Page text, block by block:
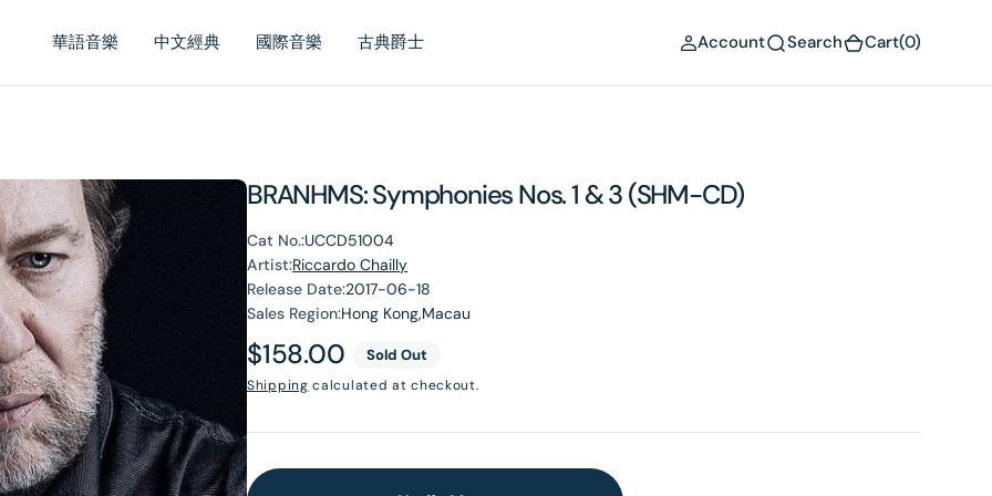
華語音樂 中文經典 國際音樂 古典爵士 Account Search Cart(0)
BRANHMS: Symphonies Nos. 1 & 3 (SHM-CD)
Cat No.:UCCD51004
Artist:Riccardo Chailly
Release Date:2017-06-18
Sales Region:Hong Kong,Macau
Regular
price
$158.00 Sold Out
Shipping calculated at checkout.